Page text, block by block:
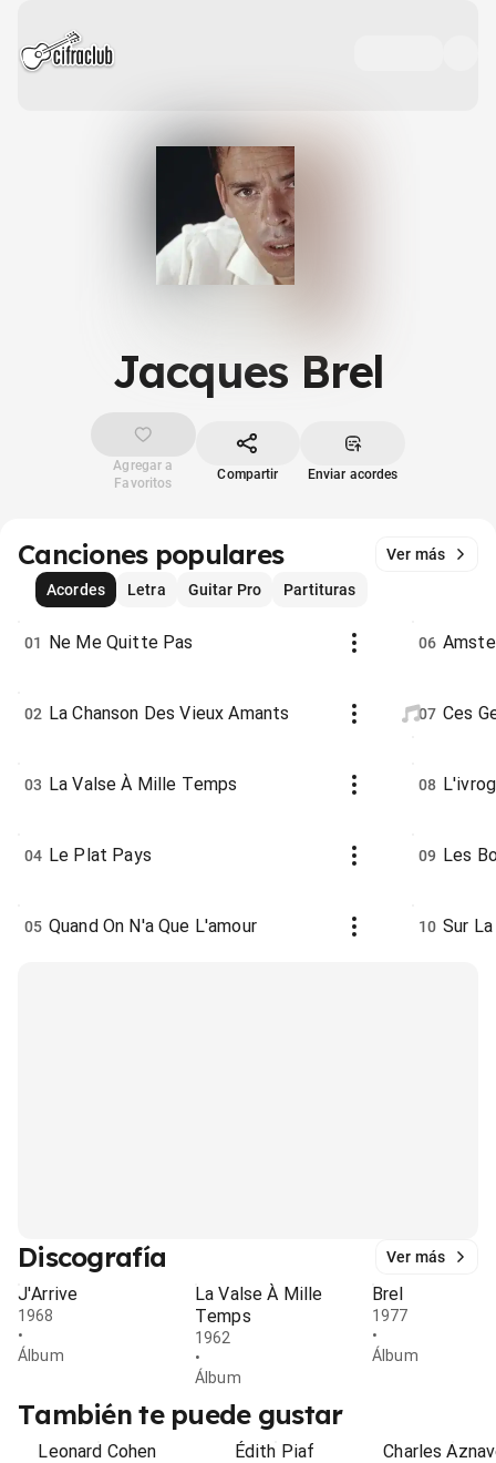
Jacques Brel
Agregar a
Favoritos
Compartir Enviar acordes
Canciones populares
Ver más
Acordes
Letra Guitar Pro Partituras
01 Ne Me Quitte Pas
02 La Chanson Des Vieux Amants
03 La Valse À Mille Temps
04 Le Plat Pays
05 Quand On N'a Que L'amour
06
07 Ces
08
09 Les
10 Sur
Discografía Ver más
J'Arrive
1968
•
Álbum
La Valse À Mille
Temps
1962
•
Álbum
Brel
1977
•
Álbum
También te puede gustar
Leonard Cohen Édith Piaf Charles